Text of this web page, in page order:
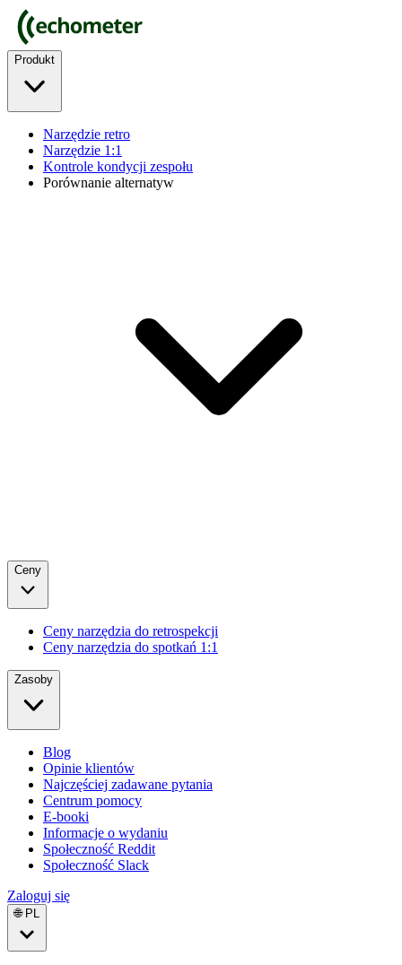
Produkt
Narzędzie retro
Narzędzie 1:1
Kontrole kondycji zespołu
Porównanie alternatyw
Ceny
Ceny narzędzia do retrospekcji
Ceny narzędzia do spotkań 1:1
Zasoby
Blog
Opinie klientów
Najczęściej zadawane pytania
Centrum pomocy
E-booki
Informacje o wydaniu
Społeczność Reddit
Społeczność Slack
Zaloguj się
🌐 PL